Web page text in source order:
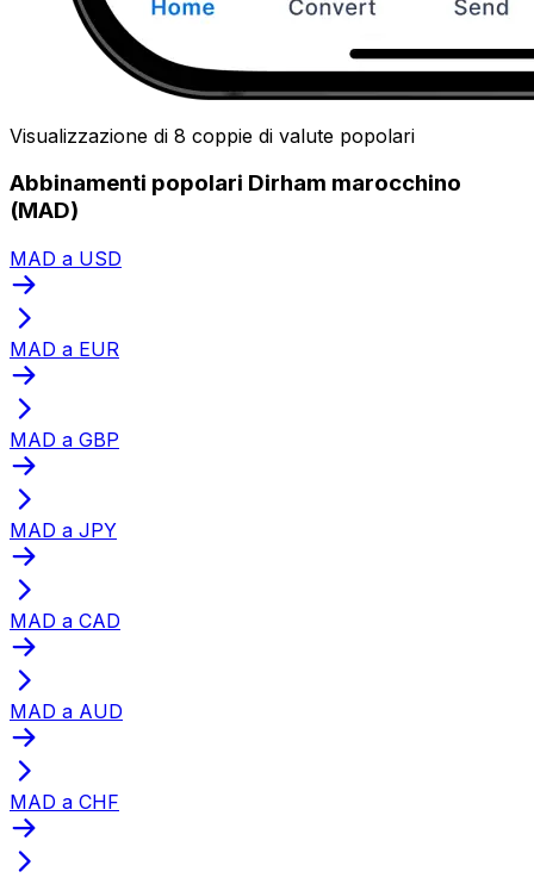
Visualizzazione di 8 coppie di valute popolari
Abbinamenti popolari Dirham marocchino
(MAD)
MAD a USD
MAD a EUR
MAD a GBP
MAD a JPY
MAD a CAD
MAD a AUD
MAD a CHF